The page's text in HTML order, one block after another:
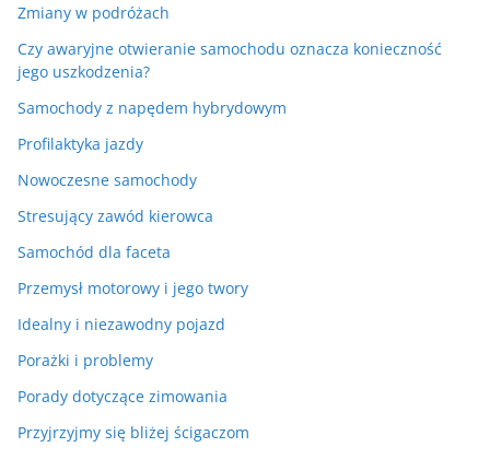
Zmiany w podróżach
Czy awaryjne otwieranie samochodu oznacza konieczność
jego uszkodzenia?
Samochody z napędem hybrydowym
Profilaktyka jazdy
Nowoczesne samochody
Stresujący zawód kierowca
Samochód dla faceta
Przemysł motorowy i jego twory
Idealny i niezawodny pojazd
Porażki i problemy
Porady dotyczące zimowania
Przyjrzyjmy się bliżej ścigaczom